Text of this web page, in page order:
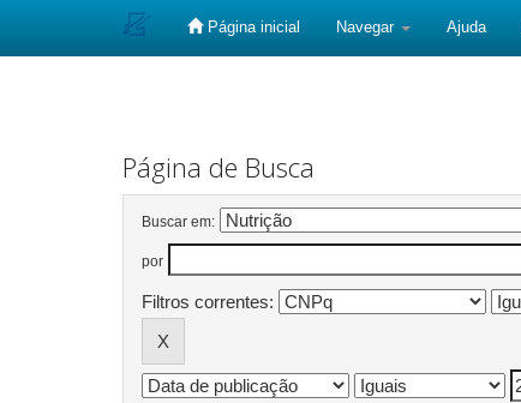
Página inicial Navegar Ajuda
Página de Busca
Buscar em:
por
Filtros correntes: